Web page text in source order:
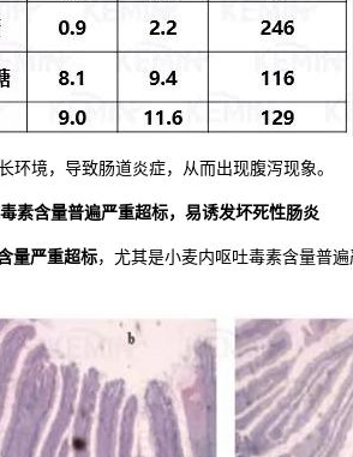
境，导致肠道炎症，从而出现腹泻现象。
素含量普遍严重超标，易诱发坏死性肠炎
量严重超标，尤其是小麦内呕吐毒素含量普